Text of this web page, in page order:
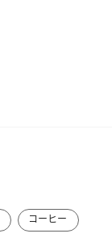
コーヒー